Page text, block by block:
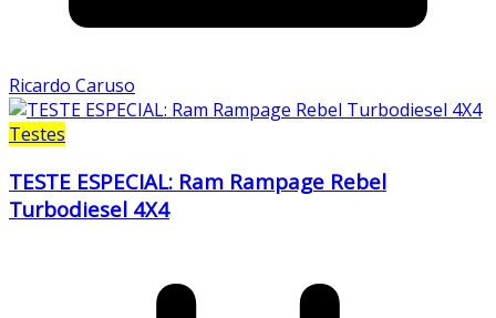
Ricardo Caruso
Testes
TESTE ESPECIAL: Ram Rampage Rebel
Turbodiesel 4X4